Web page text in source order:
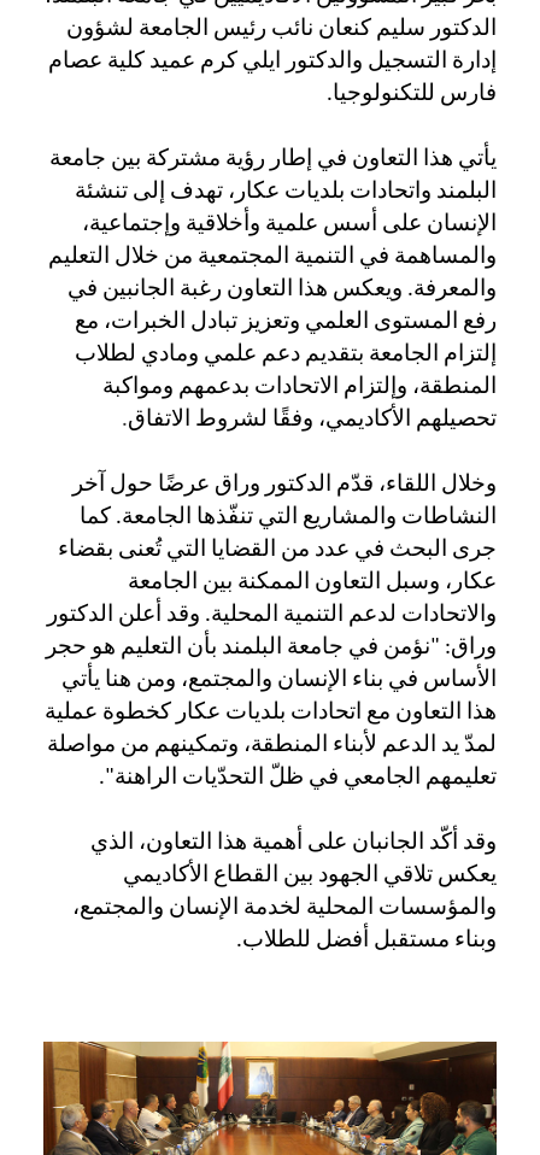
الدكتور سليم كنعان نائب رئيس الجامعة لشؤون
إدارة التسجيل والدكتور ايلي كرم عميد كلية عصام
فارس للتكنولوجيا.
يأتي هذا التعاون في إطار رؤية مشتركة بين جامعة
البلمند واتحادات بلديات عكار، تهدف إلى تنشئة
الإنسان على أسس علمية وأخلاقية وإجتماعية،
والمساهمة في التنمية المجتمعية من خلال التعليم
والمعرفة. ويعكس هذا التعاون رغبة الجانبين في
رفع المستوى العلمي وتعزيز تبادل الخبرات، مع
إلتزام الجامعة بتقديم دعم علمي ومادي لطلاب
المنطقة، وإلتزام الاتحادات بدعمهم ومواكبة
تحصيلهم الأكاديمي، وفقًا لشروط الاتفاق.
وخلال اللقاء، قدّم الدكتور وراق عرضًا حول آخر
النشاطات والمشاريع التي تنفّذها الجامعة. كما
جرى البحث في عدد من القضايا التي تُعنى بقضاء
عكار، وسبل التعاون الممكنة بين الجامعة
والاتحادات لدعم التنمية المحلية. وقد أعلن الدكتور
وراق: "نؤمن في جامعة البلمند بأن التعليم هو حجر
الأساس في بناء الإنسان والمجتمع، ومن هنا يأتي
هذا التعاون مع اتحادات بلديات عكار كخطوة عملية
لمدّ يد الدعم لأبناء المنطقة، وتمكينهم من مواصلة
تعليمهم الجامعي في ظلّ التحدّيات الراهنة."
وقد أكّد الجانبان على أهمية هذا التعاون، الذي
يعكس تلاقي الجهود بين القطاع الأكاديمي
والمؤسسات المحلية لخدمة الإنسان والمجتمع،
وبناء مستقبل أفضل للطلاب.